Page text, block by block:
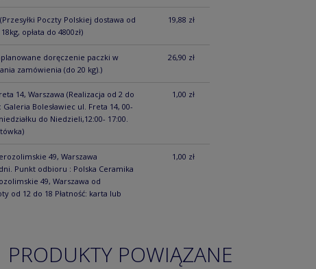
(Przesyłki Poczty Polskiej dostawa od
opłata do 4800zł)
19,88 zł
doręczenie paczki w
zamówienia (do 20 kg).)
26,90 zł
14, Warszawa (Realizacja od 2 do
Bolesławiec ul. Freta 14, 00-
do Niedzieli,12:00- 17:00.
1,00 zł
49, Warszawa
Punkt odbioru : Polska Ceramika
49, Warszawa od
od 12 do 18 Płatność: karta lub
1,00 zł
PRODUKTY POWIĄZANE